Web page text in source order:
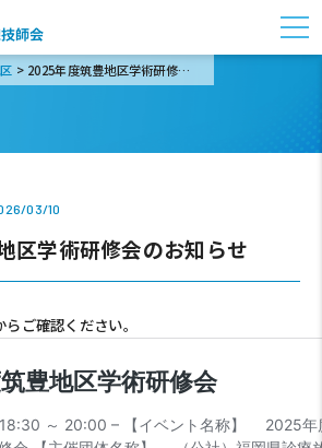
> 2025年度筑豊地区学術研修会のお知らせ
03/10
区学術研修会のお知らせ
ご確認ください。